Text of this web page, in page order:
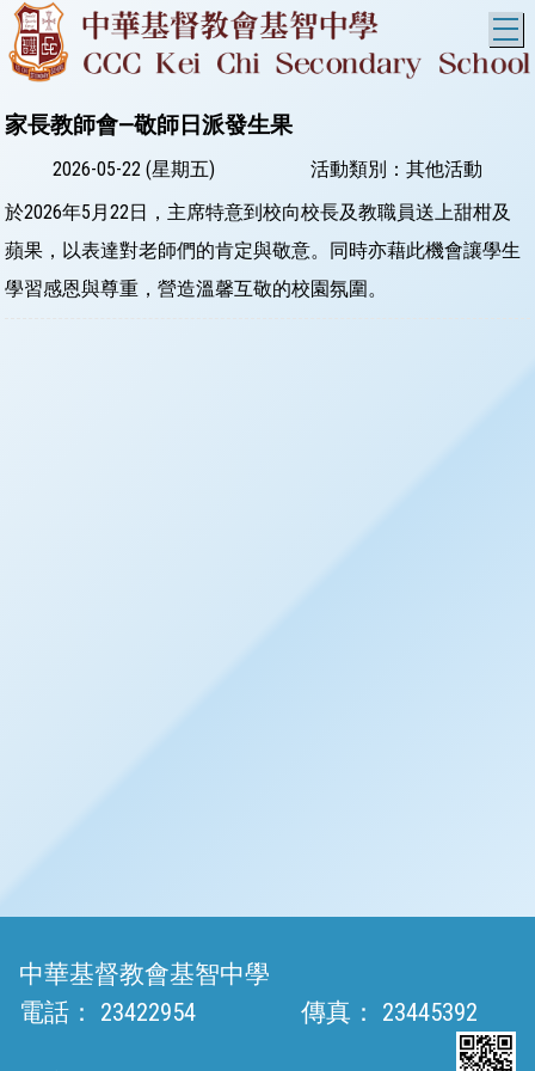
家長教師會—敬師日派發生果
2026-05-22 (星期五)
活動類別：其他活動
於2026年5月22日，主席特意到校向校長及教職員送上甜柑及
蘋果，以表達對老師們的肯定與敬意。同時亦藉此機會讓學生
學習感恩與尊重，營造溫馨互敬的校園氛圍。
中華基督教會基智中學
電話：
23422954 傳真： 23445392